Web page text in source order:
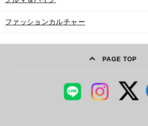
ファッションカルチャー
PAGE TOP